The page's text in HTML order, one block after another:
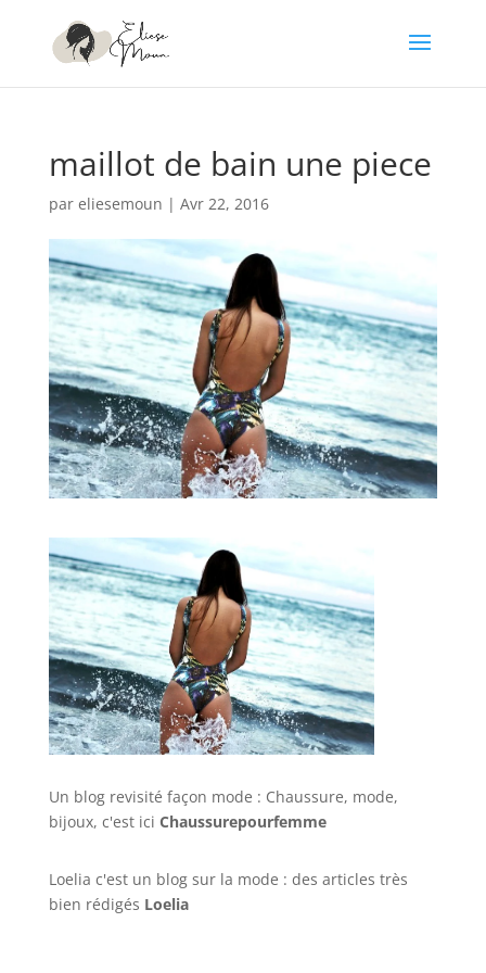
maillot de bain une piece
par eliesemoun | Avr 22, 2016
Un blog revisité façon mode : Chaussure, mode,
bijoux, c'est ici Chaussurepourfemme
Loelia c'est un blog sur la mode : des articles très
bien rédigés Loelia